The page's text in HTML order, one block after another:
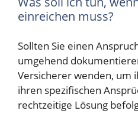
einreichen muss?
Sollten Sie einen
umgehend
Versicherer wenden, um
ihren spezifischen
rechtzeitige Lösung